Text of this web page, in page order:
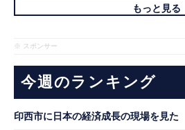
もっと見る
※ スポンサー
今週のランキング
印西市に日本の経済成長の現場を見た